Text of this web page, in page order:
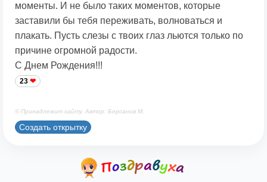
моменты. И не было таких моментов, которые
заставили бы тебя переживать, волноваться и
плакать. Пусть слезы с твоих глаз льются только по
причине огромной радости.
С Днем Рождения!!!
23
© Принадлежит сайту. Автор: Берсанов М.
Создать открытку